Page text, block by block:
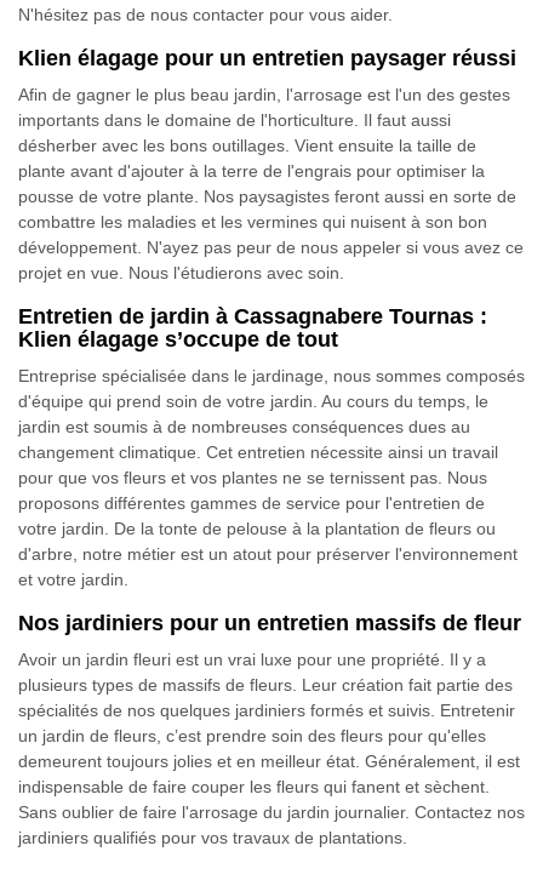
N'hésitez pas de nous contacter pour vous aider.
Klien élagage pour un entretien paysager réussi
Afin de gagner le plus beau jardin, l'arrosage est l'un des gestes
importants dans le domaine de l'horticulture. Il faut aussi
désherber avec les bons outillages. Vient ensuite la taille de
plante avant d'ajouter à la terre de l'engrais pour optimiser la
pousse de votre plante. Nos paysagistes feront aussi en sorte de
combattre les maladies et les vermines qui nuisent à son bon
développement. N'ayez pas peur de nous appeler si vous avez ce
projet en vue. Nous l'étudierons avec soin.
Entretien de jardin à Cassagnabere Tournas :
Klien élagage s’occupe de tout
Entreprise spécialisée dans le jardinage, nous sommes composés
d'équipe qui prend soin de votre jardin. Au cours du temps, le
jardin est soumis à de nombreuses conséquences dues au
changement climatique. Cet entretien nécessite ainsi un travail
pour que vos fleurs et vos plantes ne se ternissent pas. Nous
proposons différentes gammes de service pour l'entretien de
votre jardin. De la tonte de pelouse à la plantation de fleurs ou
d'arbre, notre métier est un atout pour préserver l'environnement
et votre jardin.
Nos jardiniers pour un entretien massifs de fleur
Avoir un jardin fleuri est un vrai luxe pour une propriété. Il y a
plusieurs types de massifs de fleurs. Leur création fait partie des
spécialités de nos quelques jardiniers formés et suivis. Entretenir
un jardin de fleurs, c’est prendre soin des fleurs pour qu'elles
demeurent toujours jolies et en meilleur état. Généralement, il est
indispensable de faire couper les fleurs qui fanent et sèchent.
Sans oublier de faire l'arrosage du jardin journalier. Contactez nos
jardiniers qualifiés pour vos travaux de plantations.